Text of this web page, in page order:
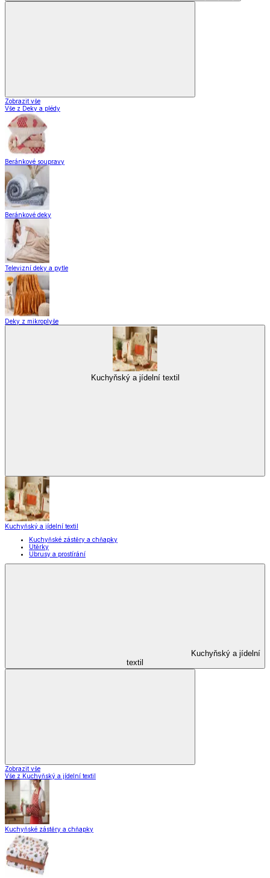
Zobrazit vše
Vše z Deky a plédy
Beránkové soupravy
Beránkové deky
Televizní deky a pytle
Deky z mikroplyše
Kuchyňský a jídelní textil
Kuchyňský a jídelní textil
Kuchyňské zástěry a chňapky
Utěrky
Ubrusy a prostírání
Kuchyňský a jídelní
textil
Zobrazit vše
Vše z Kuchyňský a jídelní textil
Kuchyňské zástěry a chňapky